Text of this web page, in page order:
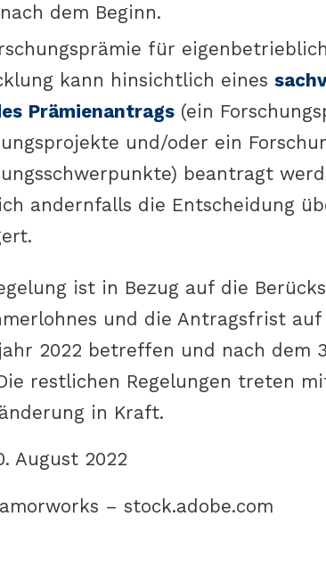
dem Beginn.
für
kann hinsichtlich eines
Prämienantrags(ein
und/oder ein
beantragt
andernfalls die Entscheidung
ist in Bezug auf die
und die Antragsfrist
2022 betreffen und nach dem
restlichen Regelungen treten
in Kraft.
August 2022
– stock.adobe.com